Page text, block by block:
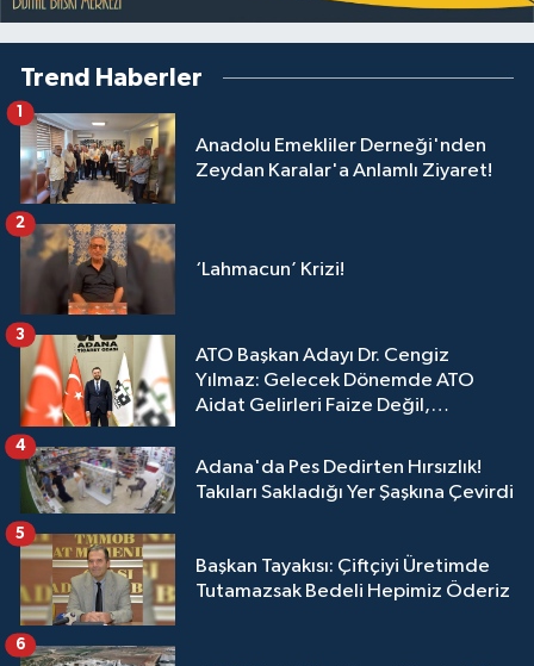
Trend Haberler
Anadolu Emekliler Derneği'nden
Zeydan Karalar'a Anlamlı Ziyaret!
1
‘Lahmacun’ Krizi!
2
ATO Başkan Adayı Dr. Cengiz
Yılmaz: Gelecek Dönemde ATO
Aidat Gelirleri Faize Değil,
3
Adana'da Pes Dedirten Hırsızlık!
Takıları Sakladığı Yer Şaşkına Çevirdi
4
Başkan Tayakısı: Çiftçiyi Üretimde
Tutamazsak Bedeli Hepimiz Öderiz
5
6